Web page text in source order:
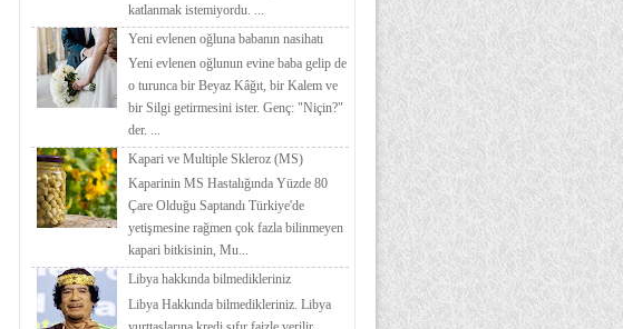
katlanmak istemiyordu. ...
Yeni evlenen oğluna babanın nasihatı
Yeni evlenen oğlunun evine baba gelip de
o turunca bir Beyaz Kâğıt, bir Kalem ve
bir Silgi getirmesini ister. Genç: "Niçin?"
der. ...
Kapari ve Multiple Skleroz (MS)
Kaparinin MS Hastalığında Yüzde 80
Çare Olduğu Saptandı Türkiye'de
yetişmesine rağmen çok fazla bilinmeyen
kapari bitkisinin, Mu...
Libya hakkında bilmedikleriniz
Libya Hakkında bilmedikleriniz. Libya